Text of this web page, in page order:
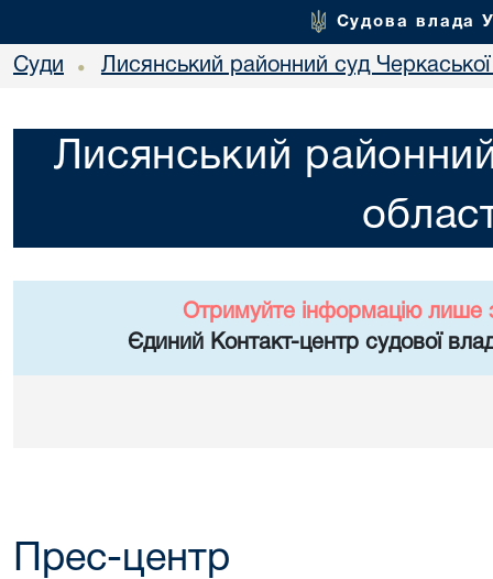
Судова влада
Суди • Лисянський районний суд Черкаської
Лисянський
Отримуйте інформацію лише
Єдиний Контакт-центр судової
Прес-центр